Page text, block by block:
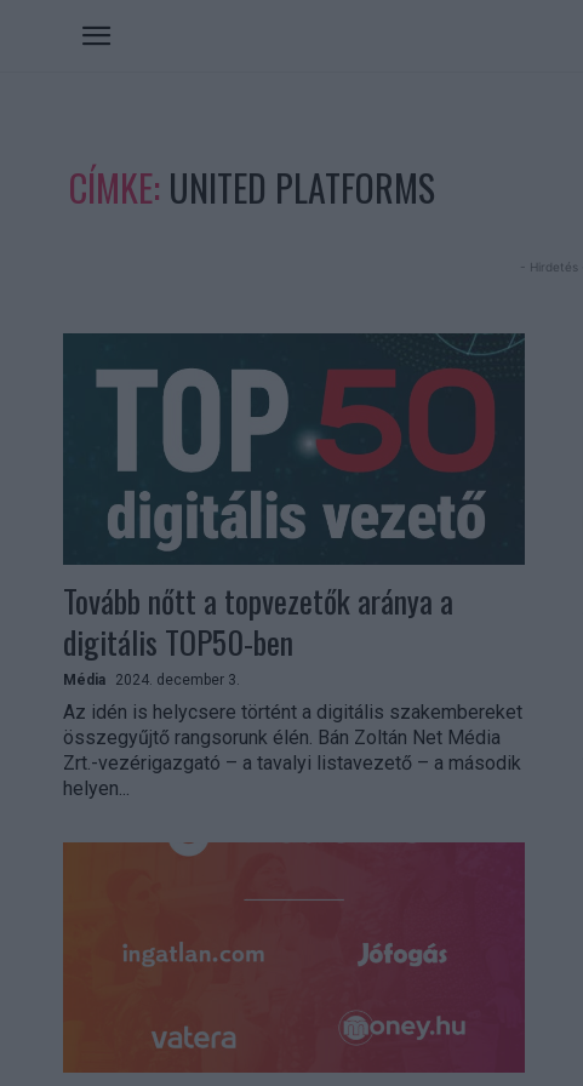
CÍMKE: UNITED PLATFORMS
- Hirdetés -
Tovább nőtt a topvezetők aránya a
digitális TOP50-ben
Média 2024. december 3.
Az idén is helycsere történt a digitális szakembereket
összegyűjtő rangsorunk élén. Bán Zoltán Net Média
Zrt.-vezérigazgató – a tavalyi listavezető – a második
helyen...